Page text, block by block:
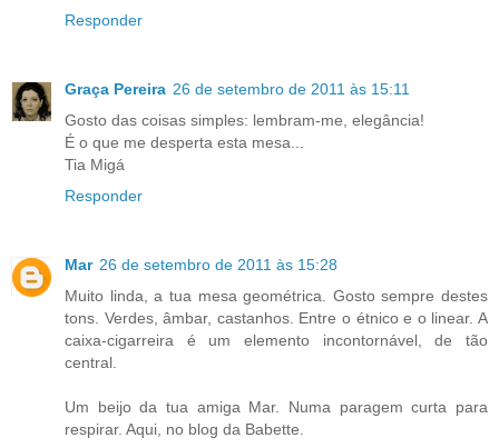
Responder
Graça Pereira 26 de setembro de 2011 às 15:11
Gosto das coisas simples: lembram-me, elegância!
É o que me desperta esta mesa...
Tia Migá
Responder
Mar 26 de setembro de 2011 às 15:28
Muito linda, a tua mesa geométrica. Gosto sempre destes
tons. Verdes, âmbar, castanhos. Entre o étnico e o linear. A
caixa-cigarreira é um elemento incontornável, de tão
central.
Um beijo da tua amiga Mar. Numa paragem curta para
respirar. Aqui, no blog da Babette.